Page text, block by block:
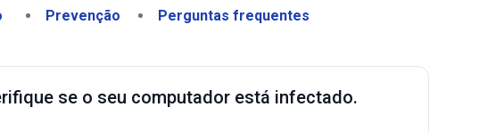
Prevenção Perguntas frequentes
se o seu computador está infectado.